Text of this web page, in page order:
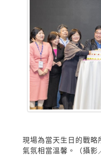
現場為當天生日的戰略
氣氛相當溫馨。（攝影